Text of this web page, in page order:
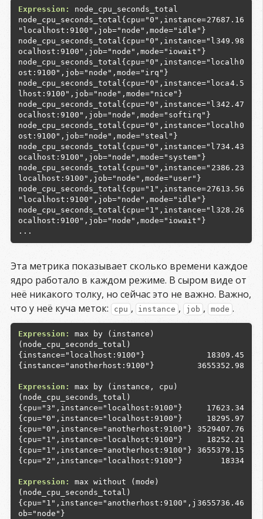
Expression:
27687.16
node_cpu_seconds_total{cpu="0",instance=
349.98
node_cpu_seconds_total{cpu="0",instance="l
0
node_cpu_seconds_total{cpu="0",instance="localh
4.5
node_cpu_seconds_total{cpu="0",instance="loca
342.47
node_cpu_seconds_total{cpu="0",instance="l
0
node_cpu_seconds_total{cpu="0",instance="localh
734.43
node_cpu_seconds_total{cpu="0",instance="l
2386.23
node_cpu_seconds_total{cpu="0",instance="
27613.56
node_cpu_seconds_total{cpu="1",instance=
328.26
node_cpu_seconds_total{cpu="1",instance="l
ocalhost:9100",job="node",mode="iowait"}
Эта метрика показывает сколько времени каждое
ядро работало в каждом режиме. В сыром виде от
неё никакого толку, но сейчас это не важно. Важно,
что у неё куча меток:
cpu , instance , job , mode .
Expression:
max by (instance)
18309.45
3655352.98
{instance="anotherhost:9100"}
Expression:
max by (instance, cpu)
17623.34
18295.97
3529407.76
18252.21
3655379.15
18334
{cpu="2",instance="localhost:9100"}
Expression:
max without (mode)
3655736.46
{cpu="1",instance="anotherhost:9100",j